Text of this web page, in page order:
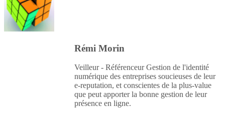
Rémi Morin
Veilleur - Référenceur Gestion de l'identité
numérique des entreprises soucieuses de leur
e-reputation, et conscientes de la plus-value
que peut apporter la bonne gestion de leur
présence en ligne.